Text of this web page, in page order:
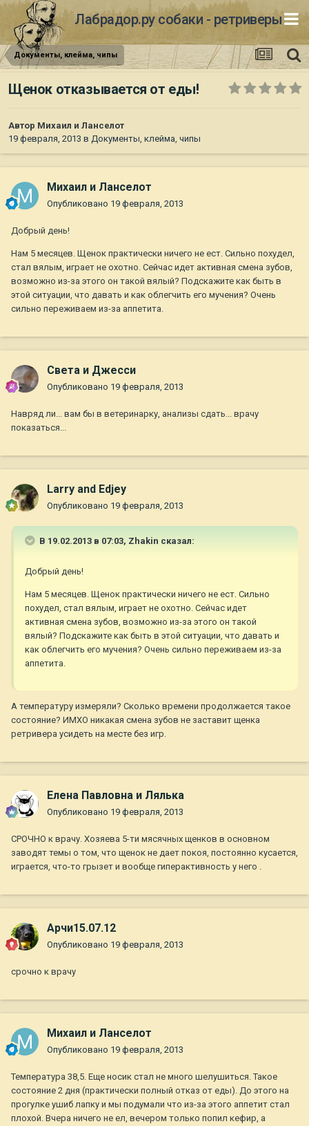
Лабрадор.ру собаки - ретриверы
Документы, клейма, чипы
Щенок отказывается от еды!
Автор Михаил и Ланселот
19 февраля, 2013 в Документы, клейма, чипы
Михаил и Ланселот
Опубликовано 19 февраля, 2013
Добрый день!
Нам 5 месяцев. Щенок практически ничего не ест. Сильно похудел,
стал вялым, играет не охотно. Сейчас идет активная смена зубов,
возможно из-за этого он такой вялый? Подскажите как быть в
этой ситуации, что давать и как облегчить его мучения? Очень
сильно переживаем из-за аппетита.
Света и Джесси
Опубликовано 19 февраля, 2013
Навряд ли... вам бы в ветеринарку, анализы сдать... врачу
показаться...
Larry and Edjey
Опубликовано 19 февраля, 2013
В 19.02.2013 в 07:03, Zhakin сказал:
Добрый день!
Нам 5 месяцев. Щенок практически ничего не ест. Сильно
похудел, стал вялым, играет не охотно. Сейчас идет
активная смена зубов, возможно из-за этого он такой
вялый? Подскажите как быть в этой ситуации, что давать и
как облегчить его мучения? Очень сильно переживаем из-за
аппетита.
А температуру измеряли? Сколько времени продолжается такое
состояние? ИМХО никакая смена зубов не заставит щенка
ретривера усидеть на месте без игр.
Елена Павловна и Лялька
Опубликовано 19 февраля, 2013
СРОЧНО к врачу. Хозяева 5-ти мясячных щенков в основном
заводят темы о том, что щенок не дает покоя, постоянно кусается,
играется, что-то грызет и вообще гиперактивность у него .
Арчи15.07.12
Опубликовано 19 февраля, 2013
срочно к врачу
Михаил и Ланселот
Опубликовано 19 февраля, 2013
Температура 38,5. Еще носик стал не много шелушиться. Такое
состояние 2 дня (практически полный отказ от еды). До этого на
прогулке ушиб лапку и мы подумали что из-за этого аппетит стал
плохой. Вчера ничего не ел, вечером только попил кефир, а